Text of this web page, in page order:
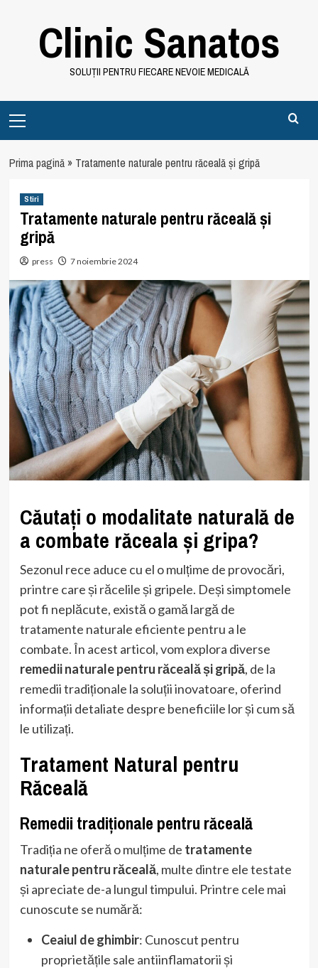
Clinic Sanatos
SOLUȚII PENTRU FIECARE NEVOIE MEDICALĂ
Menu
Prima pagină» Tratamente naturale pentru răceală și gripă
Stiri
Tratamente naturale pentru răceală și
gripă
press 7 noiembrie 2024
Căutați o modalitate naturală de
a combate răceala și gripa?
Sezonul rece aduce cu el o mulțime de provocări,
printre care și răcelile și gripele. Deși simptomele
pot fi neplăcute, există o gamă largă de
tratamente naturale eficiente pentru a le
combate. În acest articol, vom explora diverse
remedii naturale pentru răceală și gripă, de la
remedii tradiționale la soluții inovatoare, oferind
informații detaliate despre beneficiile lor și cum să
le utilizați.
Tratament Natural pentru
Răceală
Remedii tradiționale pentru răceală
Tradiția ne oferă o mulțime de tratamente
naturale pentru răceală, multe dintre ele testate
și apreciate de-a lungul timpului. Printre cele mai
cunoscute se numără:
Ceaiul de ghimbir: Cunoscut pentru
proprietățile sale antiinflamatorii și